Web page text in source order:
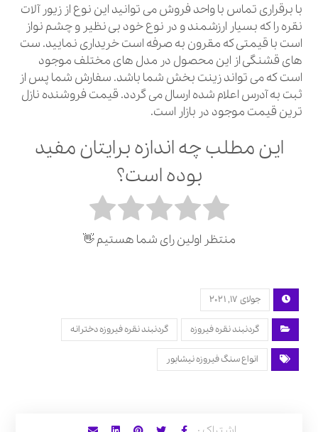
با برقراری تماس با واحد فروش می توانید این نوع از زیور آلات
نقره را که بسیار ارزشمند و در نوع خود بی نظیر و چشم نواز
است با قیمتی که مقرون به صرفه است خریداری نمایید. ست
های قشنگی از این محصول در مدل های مختلف موجود
است که می تواند زینت بخش شما باشد. سفارش شما پس از
ثبت به آدرس اعلام شده ارسال می گردد. قیمت فروشنده نازل
ترین قیمت موجود در بازار است.
این مطلب چه اندازه برایتان مفید
بوده است؟
منتظر اولین رای شما هستیم 👋
جولای 17, 2021
گردنبند نقره فیروزه گردنبند نقره فیروزه دخترانه
انواع سنگ فیروزه نیشابور